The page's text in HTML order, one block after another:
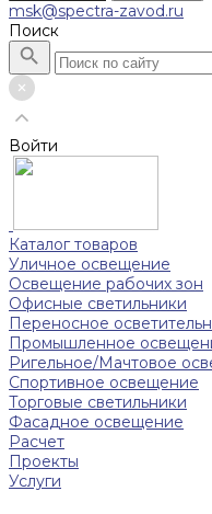
msk@spectra-zavod.ru
Поиск
Войти
Каталог товаров
Уличное освещение
Освещение рабочих зон
Офисные светильники
Переносное
Промышленное
Ригельное/Мачтовое
Спортивное освещение
Торговые светильники
Фасадное освещение
Расчет
Проекты
Услуги